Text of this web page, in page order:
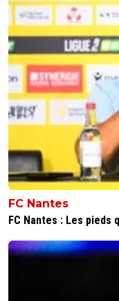
FC Nantes
FC Nantes : Les pieds